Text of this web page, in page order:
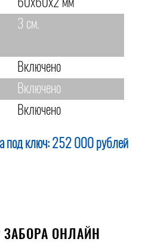
60х60х2 мм
3 см.
Включено
Включено
Включено
под ключ: 252 000 рублей
ЗАБОРА ОНЛАЙН